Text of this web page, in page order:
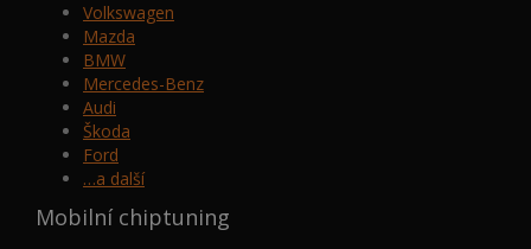
Volkswagen
Mazda
BMW
Mercedes-Benz
Audi
Škoda
Ford
…a další
Mobilní chiptuning